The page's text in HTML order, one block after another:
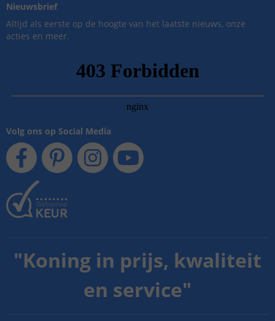
Nieuwsbrief
Altijd als eerste op de hoogte van het laatste nieuws, onze
acties en meer.
Volg ons op Social Media
"Koning in prijs, kwaliteit
en service"